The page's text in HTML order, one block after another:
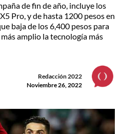
de fin de año, incluye los
Pro, y de hasta 1200 pesos en
baja de los 6,400 pesos para
amplio la tecnología más
Redacción 2022
Noviembre 26, 2022